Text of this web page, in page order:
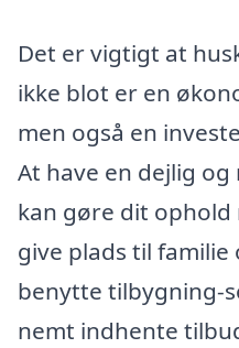
Det er vigtigt at
ikke blot er en
men også en
At have en dejlig
kan gøre dit
give plads til familie
benytte tilbygning-
nemt indhente